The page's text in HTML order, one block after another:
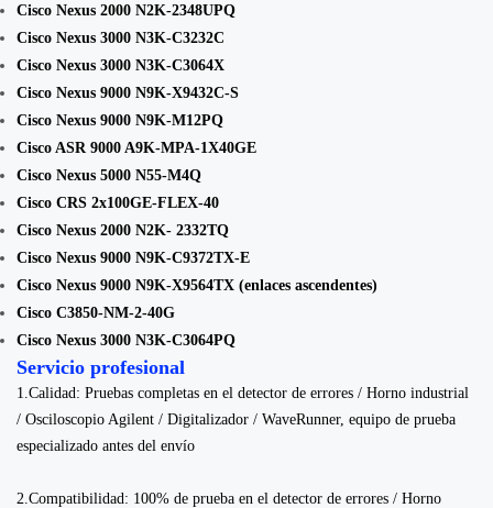
Cisco Nexus 2000 N2K-2348UPQ
Cisco Nexus 3000 N3K-C3232C
Cisco Nexus 3000 N3K-C3064X
Cisco Nexus 9000 N9K-X9432C-S
Cisco Nexus 9000 N9K-M12PQ
Cisco ASR 9000 A9K-MPA-1X40GE
Cisco Nexus 5000 N55-M4Q
Cisco CRS 2x100GE-FLEX-40
Cisco Nexus 2000 N2K- 2332TQ
Cisco Nexus 9000 N9K-C9372TX-E
Cisco Nexus 9000 N9K-X9564TX (enlaces ascendentes)
Cisco C3850-NM-2-40G
Cisco Nexus 3000 N3K-C3064PQ
Servicio profesional
1.Calidad: Pruebas completas en el detector de errores / Horno industrial
/ Osciloscopio Agilent / Digitalizador / WaveRunner, equipo de prueba
especializado antes del envío
2.Compatibilidad: 100% de prueba en el detector de errores / Horno